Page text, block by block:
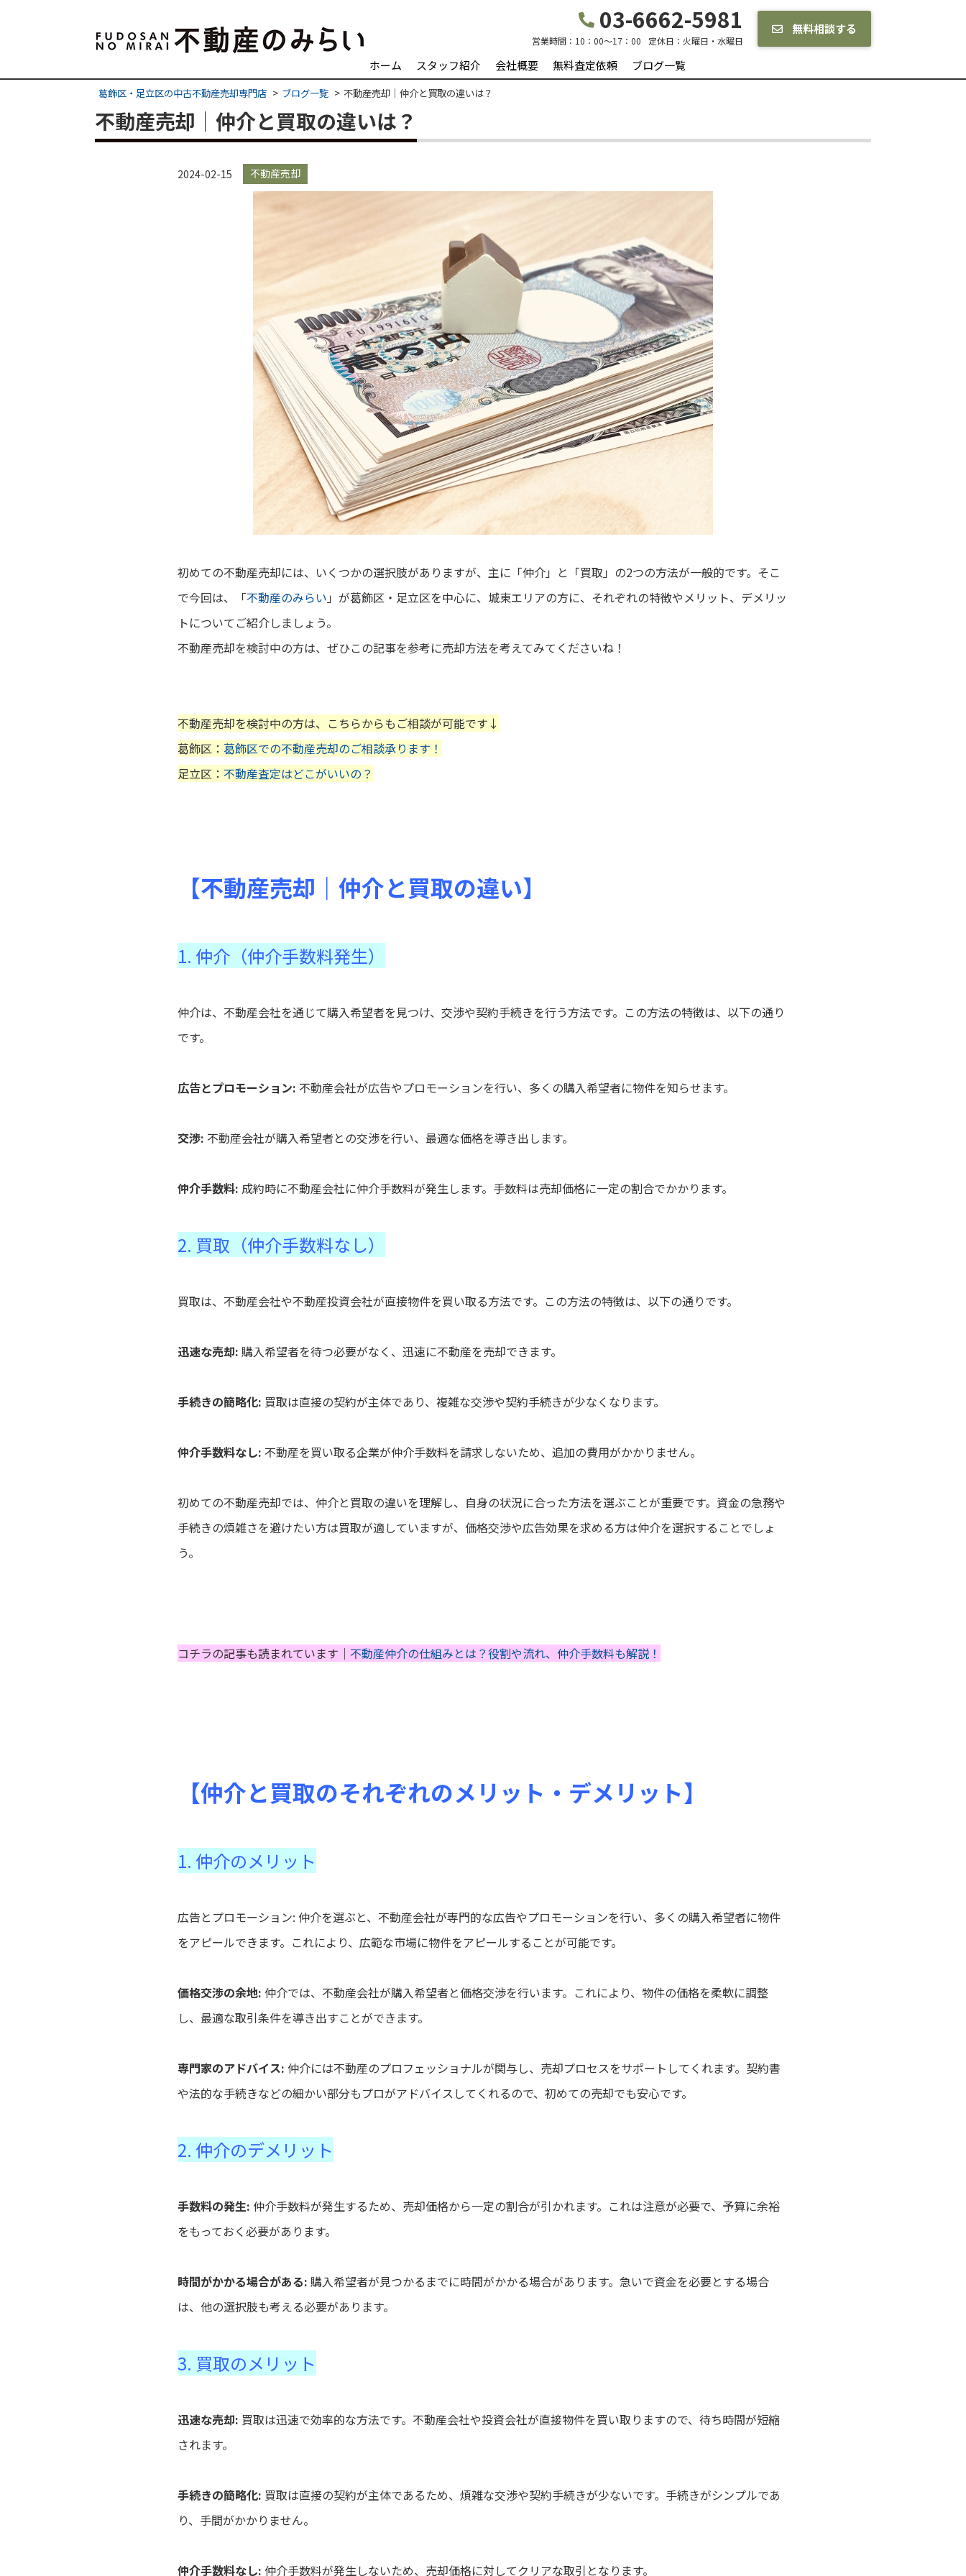
03-6662-5981
営業時間： 10：00～17：00 定休日： 火曜日・水曜日
無料相談する
ホーム スタッフ紹介 会社概要 無料査定依頼 ブログ一覧
葛飾区・足立区の中古不動産売却専門店 ブログ一覧 不動産売却｜仲介と買取の違いは？
不動産売却｜仲介と買取の違いは？
2024-02-15 不動産売却
初めての不動産売却には、いくつかの選択肢がありますが、主に「仲介」と「買取」の2つの方法が一般的です。 そこ
で今回は、
「不動産のみらい 」が葛飾区・足立区を中心に、城東エリアの方に、 それぞれの特徴やメリット、デメリッ
トについてご紹介しましょう。
不動産売却を検討中の方は、ぜひこの記事を参考に売却方法を考えてみてくださいね！
不動産売却を検討中の方は、こちらからもご相談が可能です↓
葛飾区： 葛飾区での不動産売却のご相談承ります！
足立区： 不動産査定はどこがいいの？
【不動産売却｜仲介と買取の違い】
1. 仲介（仲介手数料発生）
仲介は、不動産会社を通じて購入希望者を見つけ、交渉や契約手続きを行う方法です。この方法の特徴は、以下の通り
です。
広告とプロモーション: 不動産会社が広告やプロモーションを行い、多くの購入希望者に物件を知らせます。
交渉: 不動産会社が購入希望者との交渉を行い、最適な価格を導き出します。
仲介手数料: 成約時に不動産会社に仲介手数料が発生します。手数料は売却価格に一定の割合でかかります。
2. 買取（仲介手数料なし）
買取は、不動産会社や不動産投資会社が直接物件を買い取る方法です。この方法の特徴は、以下の通りです。
迅速な売却: 購入希望者を待つ必要がなく、迅速に不動産を売却できます。
手続きの簡略化: 買取は直接の契約が主体であり、複雑な交渉や契約手続きが少なくなります。
仲介手数料なし: 不動産を買い取る企業が仲介手数料を請求しないため、追加の費用がかかりません。
初めての不動産売却では、仲介と買取の違いを理解し、自身の状況に合った方法を選ぶことが重要です。資金の急務や
手続きの煩雑さを避けたい方は買取が適していますが、価格交渉や広告効果を求める方は仲介を選択することでしょ
う。
コチラの記事も読まれています｜ 不動産仲介の仕組みとは？役割や流れ、仲介手数料も解説！
【仲介と買取のそれぞれのメリット・デメリット】
1. 仲介のメリット
広告とプロモーション: 仲介を選ぶと、不動産会社が専門的な広告やプロモーションを行い、多くの購入希望者に物件
をアピールできます。これにより、広範な市場に物件をアピールすることが可能です。
価格交渉の余地: 仲介では、不動産会社が購入希望者と価格交渉を行います。これにより、物件の価格を柔軟に調整
し、最適な取引条件を導き出すことができます。
専門家のアドバイス: 仲介には不動産のプロフェッショナルが関与し、売却プロセスをサポートしてくれます。契約書
や法的な手続きなどの細かい部分もプロがアドバイスしてくれるので、初めての売却でも安心です。
2. 仲介のデメリット
手数料の発生: 仲介手数料が発生するため、売却価格から一定の割合が引かれます。これは注意が必要で、予算に余裕
をもっておく必要があります。
時間がかかる場合がある: 購入希望者が見つかるまでに時間がかかる場合があります。急いで資金を必要とする場合
は、他の選択肢も考える必要があります。
3. 買取のメリット
迅速な売却: 買取は迅速で効率的な方法です。不動産会社や投資会社が直接物件を買い取りますので、待ち時間が短縮
されます。
手続きの簡略化: 買取は直接の契約が主体であるため、煩雑な交渉や契約手続きが少ないです。手続きがシンプルであ
り、手間がかかりません。
仲介手数料なし: 仲介手数料が発生しないため、売却価格に対してクリアな取引となります。